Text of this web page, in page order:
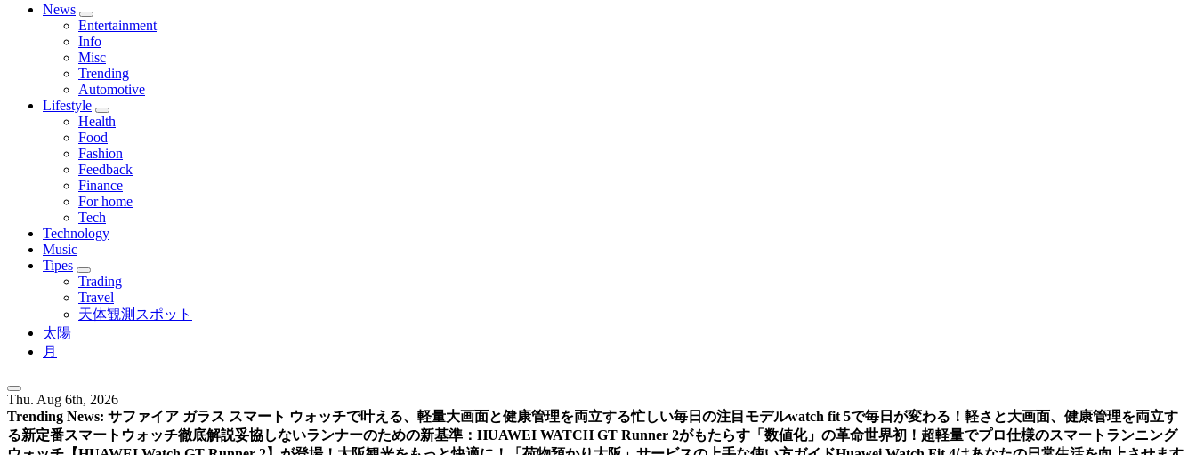
News
Entertainment
Info
Misc
Trending
Automotive
Lifestyle
Health
Food
Fashion
Feedback
Finance
For home
Tech
Technology
Music
Tipes
Trading
Travel
天体観測スポット
太陽
月
Thu. Aug 6th, 2026
Trending News: サファイア ガラス スマート ウォッチで叶える、軽量大画面と健康管理を両立する忙しい毎日の注目モデルwatch fit 5で毎日が変わる！軽さと大画面、健康管理を両立す
る新定番スマートウォッチ徹底解説妥協しないランナーのための新基準：HUAWEI WATCH GT Runner 2がもたらす「数値化」の革命世界初！超軽量でプロ仕様のスマートランニング